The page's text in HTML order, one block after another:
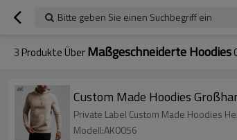
Bitte geben Sie einen Suchbegriff ein
3 Produkte ÜberMaßgeschneiderte Hoodies
Custom Made Hoodies
Private Label Custom Made Hoodies
Modell:AK0056